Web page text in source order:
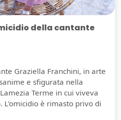
della cantante
Graziella Franchini, in arte
e sfigurata nella
Terme in cui viveva
L'omicidio è rimasto privo di